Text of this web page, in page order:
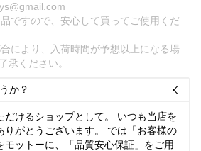
ですので、安心して買ってご使用くだ
により、入荷時間が予想以上になる場
承ください。
か？ 
だけるショップとして。 いつも当店を
りがとうございます。 では「お客様の
モットーに、「品質安心保証」をご用